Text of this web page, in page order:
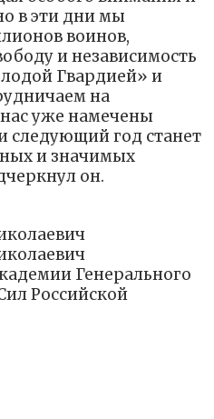
в эти дни мы
воинов,
и независимость
Гвардией» и
на
уже намечены
следующий год станет
и значимых
он.
Генерального
Российской